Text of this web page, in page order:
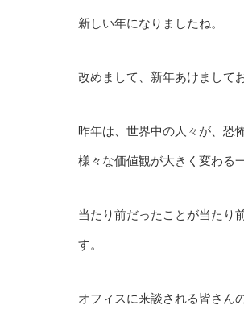
新しい年になりましたね。
改めまして、新年あけまして
昨年は、世界中の人々が、恐
様々な価値観が大きく変わる
当たり前だったことが当たり
す。
オフィスに来談される皆さん